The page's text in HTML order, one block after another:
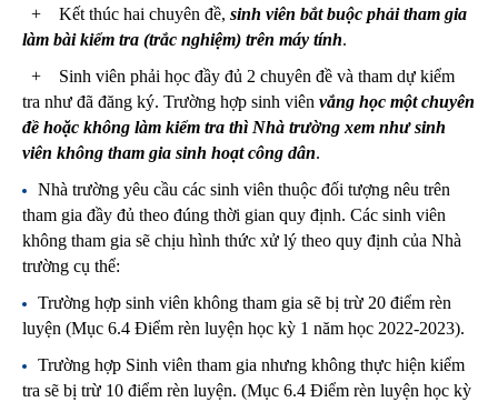
+ Kết thúc hai chuyên đề, sinh viên bắt buộc phải tham gia
làm bài kiểm tra (trắc nghiệm) trên máy tính.
+ Sinh viên phải học đầy đủ 2 chuyên đề và tham dự kiểm
tra như đã đăng ký. Trường hợp sinh viên vắng học một chuyên
đề hoặc không làm kiểm tra thì Nhà trường xem như sinh
viên không tham gia sinh hoạt công dân.
Nhà trường yêu cầu các sinh viên thuộc đối tượng nêu trên
tham gia đầy đủ theo đúng thời gian quy định. Các sinh viên
không tham gia sẽ chịu hình thức xử lý theo quy định của Nhà
trường cụ thể:
Trường hợp sinh viên không tham gia sẽ bị trừ 20 điểm rèn
luyện (Mục 6.4 Điểm rèn luyện học kỳ 1 năm học 2022-2023).
Trường hợp Sinh viên tham gia nhưng không thực hiện kiểm
tra sẽ bị trừ 10 điểm rèn luyện. (Mục 6.4 Điểm rèn luyện học kỳ